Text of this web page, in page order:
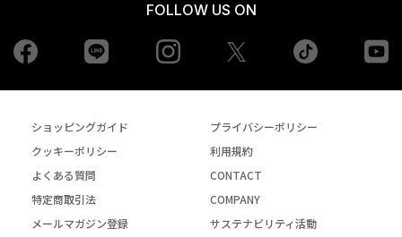
FOLLOW US ON
Facebook Instagram tiktok
ショッピングガイド
プライバシーポリシー
クッキーポリシー
利用規約
よくある質問
CONTACT
特定商取引法
COMPANY
メールマガジン登録
サステナビリティ活動